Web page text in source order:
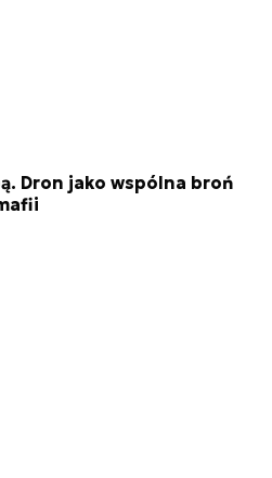
Dron jako wspólna broń